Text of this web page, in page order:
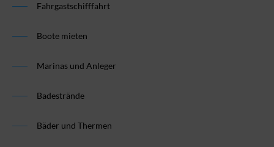
Fahrgastschifffahrt
Boote mieten
Marinas und Anleger
Badestrände
Bäder und Thermen